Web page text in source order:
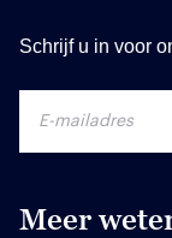
Schrijf u in voor
Meer